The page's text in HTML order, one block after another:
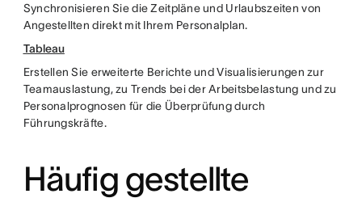
Synchronisieren Sie die Zeitpläne und Urlaubszeiten von
Angestellten direkt mit Ihrem Personalplan.
Tableau
Erstellen Sie erweiterte Berichte und Visualisierungen zur
Teamauslastung, zu Trends bei der Arbeitsbelastung und zu
Personalprognosen für die Überprüfung durch
Führungskräfte.
Häufig gestellte